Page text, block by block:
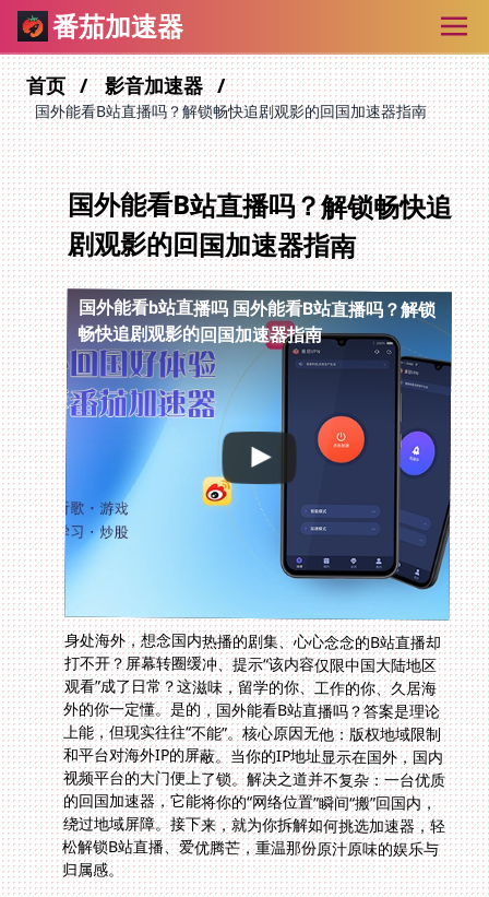
番茄加速器
首页 影音加速器
国外能看B站直播吗？解锁畅快追剧观影的回国加速器指南
国外能看B站直播吗？解锁畅快追
剧观影的回国加速器指南
国外能看b站直播吗 国外能看B站直播吗？解锁
畅快追剧观影的回国加速器指南
身处海外，想念国内热播的剧集、心心念念的B站直播却
打不开？屏幕转圈缓冲、提示“该内容仅限中国大陆地区
观看”成了日常？这滋味，留学的你、工作的你、久居海
外的你一定懂。是的，国外能看B站直播吗？答案是理论
上能，但现实往往“不能”。核心原因无他：版权地域限制
和平台对海外IP的屏蔽。当你的IP地址显示在国外，国内
视频平台的大门便上了锁。解决之道并不复杂：一台优质
的回国加速器，它能将你的“网络位置”瞬间“搬”回国内，
绕过地域屏障。接下来，就为你拆解如何挑选加速器，轻
松解锁B站直播、爱优腾芒，重温那份原汁原味的娱乐与
归属感。